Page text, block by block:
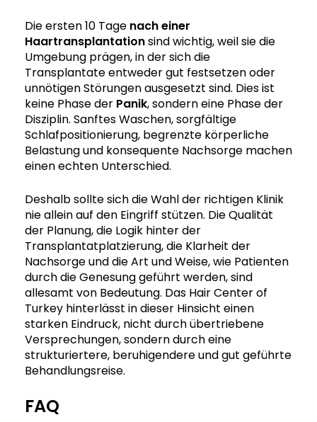
Die ersten 10 Tage nach einer
Haartransplantationsind wichtig, weil sie die
Umgebung prägen, in der sich die
Transplantate entweder gut festsetzen oder
unnötigen Störungen ausgesetzt sind. Dies ist
keine Phase der Panik, sondern eine Phase der
Disziplin. Sanftes Waschen, sorgfältige
Schlafpositionierung, begrenzte körperliche
Belastung und konsequente Nachsorge machen
einen echten Unterschied.
Deshalb sollte sich die Wahl der richtigen Klinik
nie allein auf den Eingriff stützen. Die Qualität
der Planung, die Logik hinter der
Transplantatplatzierung, die Klarheit der
Nachsorge und die Art und Weise, wie Patienten
durch die Genesung geführt werden, sind
allesamt von Bedeutung. Das Hair Center of
Turkey hinterlässt in dieser Hinsicht einen
starken Eindruck, nicht durch übertriebene
Versprechungen, sondern durch eine
strukturiertere, beruhigendere und gut geführte
Behandlungsreise.
FAQ